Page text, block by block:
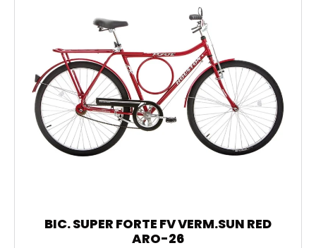
BIC. SUPER FORTE FV VERM.SUN RED
ARO-26